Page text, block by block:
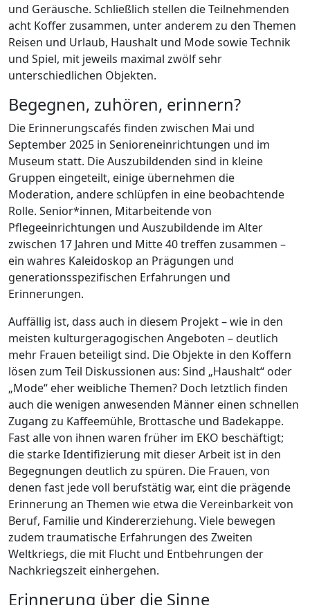
und Geräusche. Schließlich stellen die Teilnehmenden
acht Koffer zusammen, unter anderem zu den Themen
Reisen und Urlaub, Haushalt und Mode sowie Technik
und Spiel, mit jeweils maximal zwölf sehr
unterschiedlichen Objekten.
Begegnen, zuhören, erinnern?
Die Erinnerungscafés finden zwischen Mai und
September 2025 in Senioreneinrichtungen und im
Museum statt. Die Auszubildenden sind in kleine
Gruppen eingeteilt, einige übernehmen die
Moderation, andere schlüpfen in eine beobachtende
Rolle. Senior*innen, Mitarbeitende von
Pflegeeinrichtungen und Auszubildende im Alter
zwischen 17 Jahren und Mitte 40 treffen zusammen –
ein wahres Kaleidoskop an Prägungen und
generationsspezifischen Erfahrungen und
Erinnerungen.
Auffällig ist, dass auch in diesem Projekt – wie in den
meisten kulturgeragogischen Angeboten – deutlich
mehr Frauen beteiligt sind. Die Objekte in den Koffern
lösen zum Teil Diskussionen aus: Sind „Haushalt“ oder
„Mode“ eher weibliche Themen? Doch letztlich finden
auch die wenigen anwesenden Männer einen schnellen
Zugang zu Kaffeemühle, Brottasche und Badekappe.
Fast alle von ihnen waren früher im EKO beschäftigt;
die starke Identifizierung mit dieser Arbeit ist in den
Begegnungen deutlich zu spüren. Die Frauen, von
denen fast jede voll berufstätig war, eint die prägende
Erinnerung an Themen wie etwa die Vereinbarkeit von
Beruf, Familie und Kindererziehung. Viele bewegen
zudem traumatische Erfahrungen des Zweiten
Weltkriegs, die mit Flucht und Entbehrungen der
Nachkriegszeit einhergehen.
Erinnerung über die Sinne